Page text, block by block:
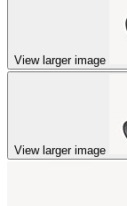
View larger image
View larger image